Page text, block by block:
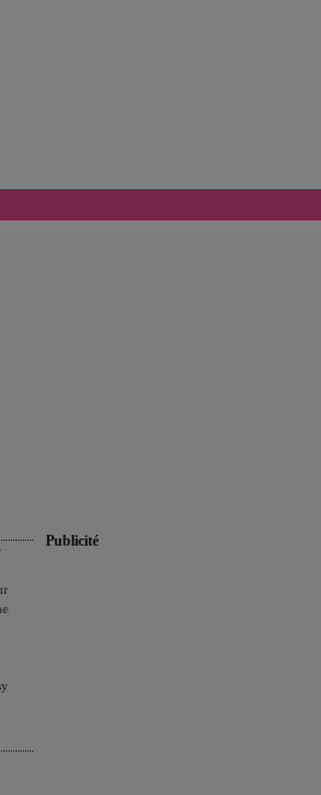
Publicité